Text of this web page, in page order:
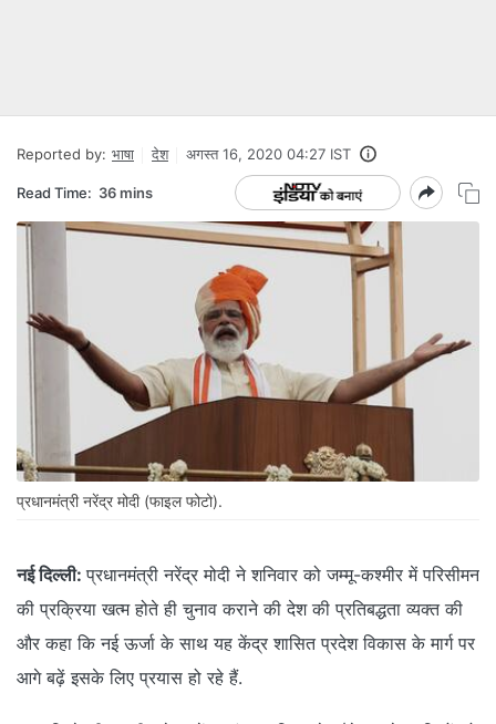
Reported by: भाषा देश अगस्त 16, 2020 04:27 IST
Read Time: 36 mins
प्रधानमंत्री नरेंद्र मोदी (फाइल फोटो).
नई दिल्ली: प्रधानमंत्री नरेंद्र मोदी ने शनिवार को जम्मू-कश्मीर में परिसीमन
की प्रक्रिया खत्म होते ही चुनाव कराने की देश की प्रतिबद्धता व्यक्त की
और कहा कि नई ऊर्जा के साथ यह केंद्र शासित प्रदेश विकास के मार्ग पर
आगे बढ़ें इसके लिए प्रयास हो रहे हैं.